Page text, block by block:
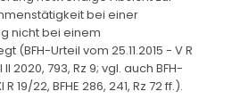
bei einer
nicht bei einem
(BFH-Urteil vom 25.11.2015 - V R
II 2020, 793, Rz 9; vgl. auch BFH-
19/22, BFHE 286, 241, Rz 72 ff.).